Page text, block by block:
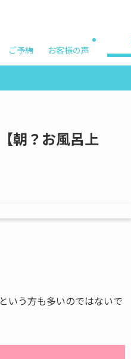
ご予約 お客様の声
朝？お風呂上
いう方も多いのではないで